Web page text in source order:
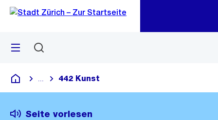
Navigation
Sprunglink
Menü
Deutsch
Blende alle Breadcrumbs ein
442 Kunst
Seite vorlesen